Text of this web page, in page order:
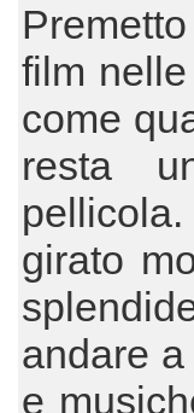
film
come
resta
girato
andare
e